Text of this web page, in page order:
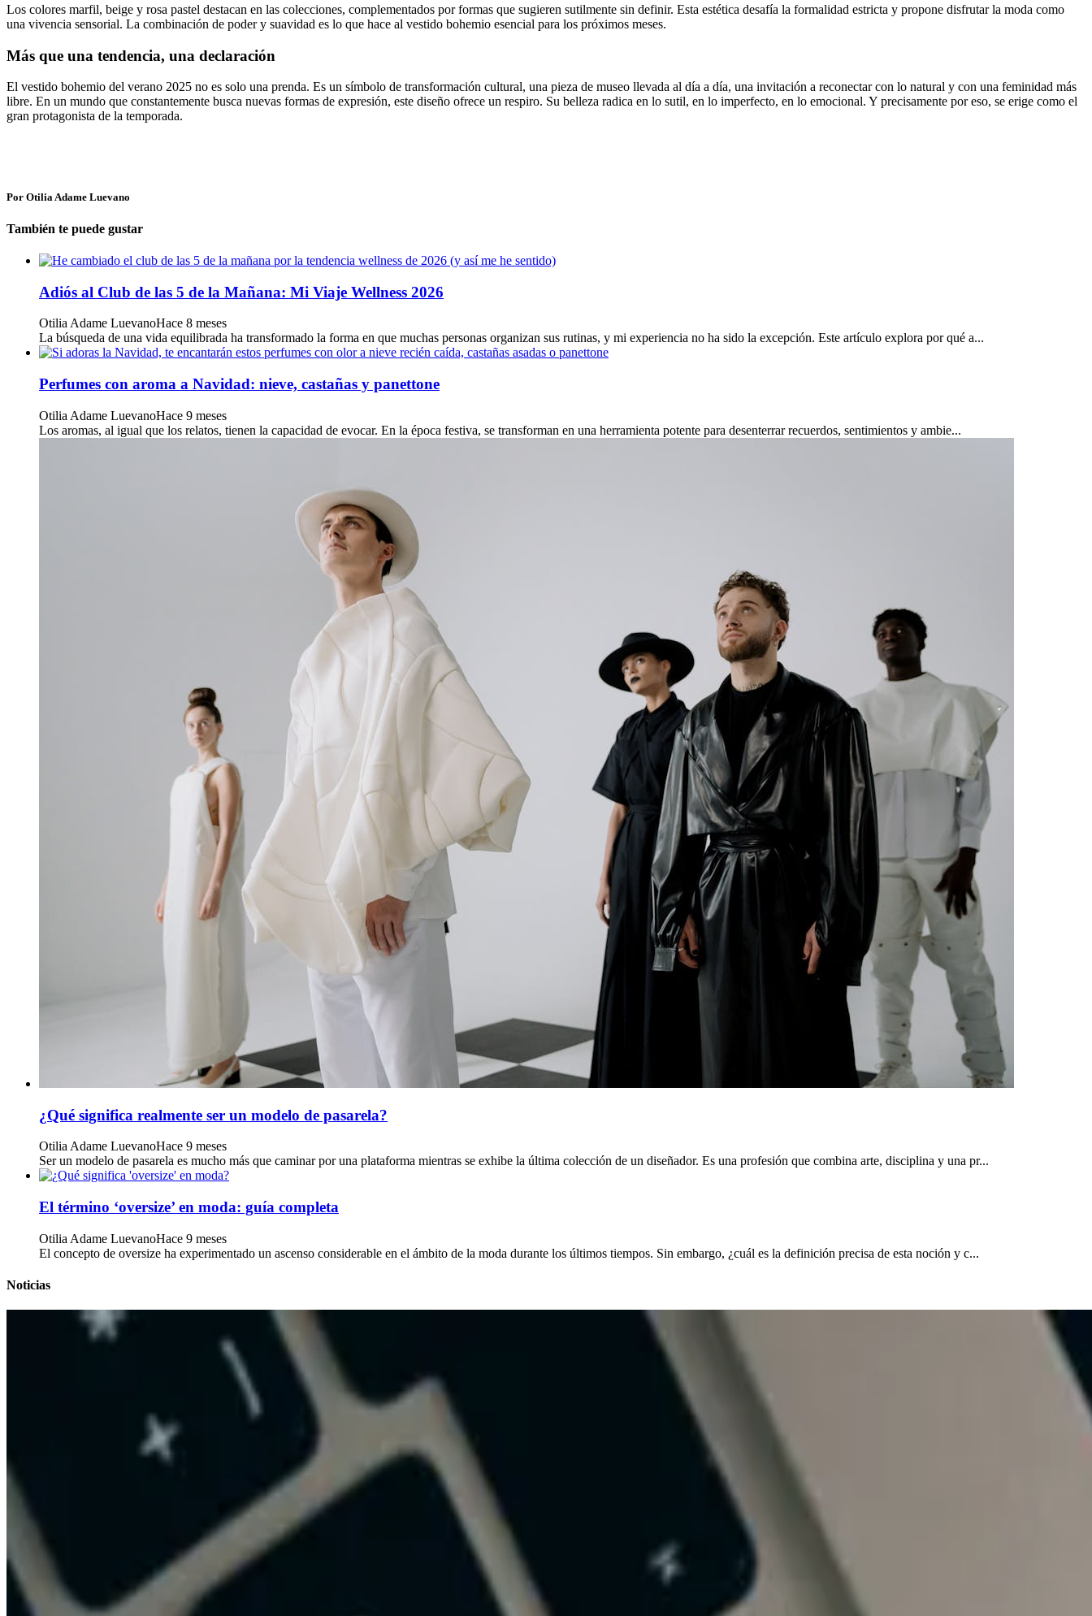
Los colores marfil, beige y rosa pastel destacan en las colecciones, complementados por formas que sugieren sutilmente sin definir. Esta estética desafía la formalidad estricta y propone disfrutar la moda como
una vivencia sensorial. La combinación de poder y suavidad es lo que hace al vestido bohemio esencial para los próximos meses.
Más que una tendencia, una declaración
El vestido bohemio del verano 2025 no es solo una prenda. Es un símbolo de transformación cultural, una pieza de museo llevada al día a día, una invitación a reconectar con lo natural y con una feminidad más
libre. En un mundo que constantemente busca nuevas formas de expresión, este diseño ofrece un respiro. Su belleza radica en lo sutil, en lo imperfecto, en lo emocional. Y precisamente por eso, se erige como el
gran protagonista de la temporada.
Por Otilia Adame Luevano
También te puede gustar
Adiós al Club de las 5 de la Mañana: Mi Viaje Wellness 2026
Otilia Adame LuevanoHace 8 meses
La búsqueda de una vida equilibrada ha transformado la forma en que muchas personas organizan sus rutinas, y mi experiencia no ha sido la excepción. Este artículo explora por qué a...
Perfumes con aroma a Navidad: nieve, castañas y panettone
Otilia Adame LuevanoHace 9 meses
Los aromas, al igual que los relatos, tienen la capacidad de evocar. En la época festiva, se transforman en una herramienta potente para desenterrar recuerdos, sentimientos y ambie...
¿Qué significa realmente ser un modelo de pasarela?
Otilia Adame LuevanoHace 9 meses
Ser un modelo de pasarela es mucho más que caminar por una plataforma mientras se exhibe la última colección de un diseñador. Es una profesión que combina arte, disciplina y una pr...
El término ‘oversize’ en moda: guía completa
Otilia Adame LuevanoHace 9 meses
El concepto de oversize ha experimentado un ascenso considerable en el ámbito de la moda durante los últimos tiempos. Sin embargo, ¿cuál es la definición precisa de esta noción y c...
Noticias